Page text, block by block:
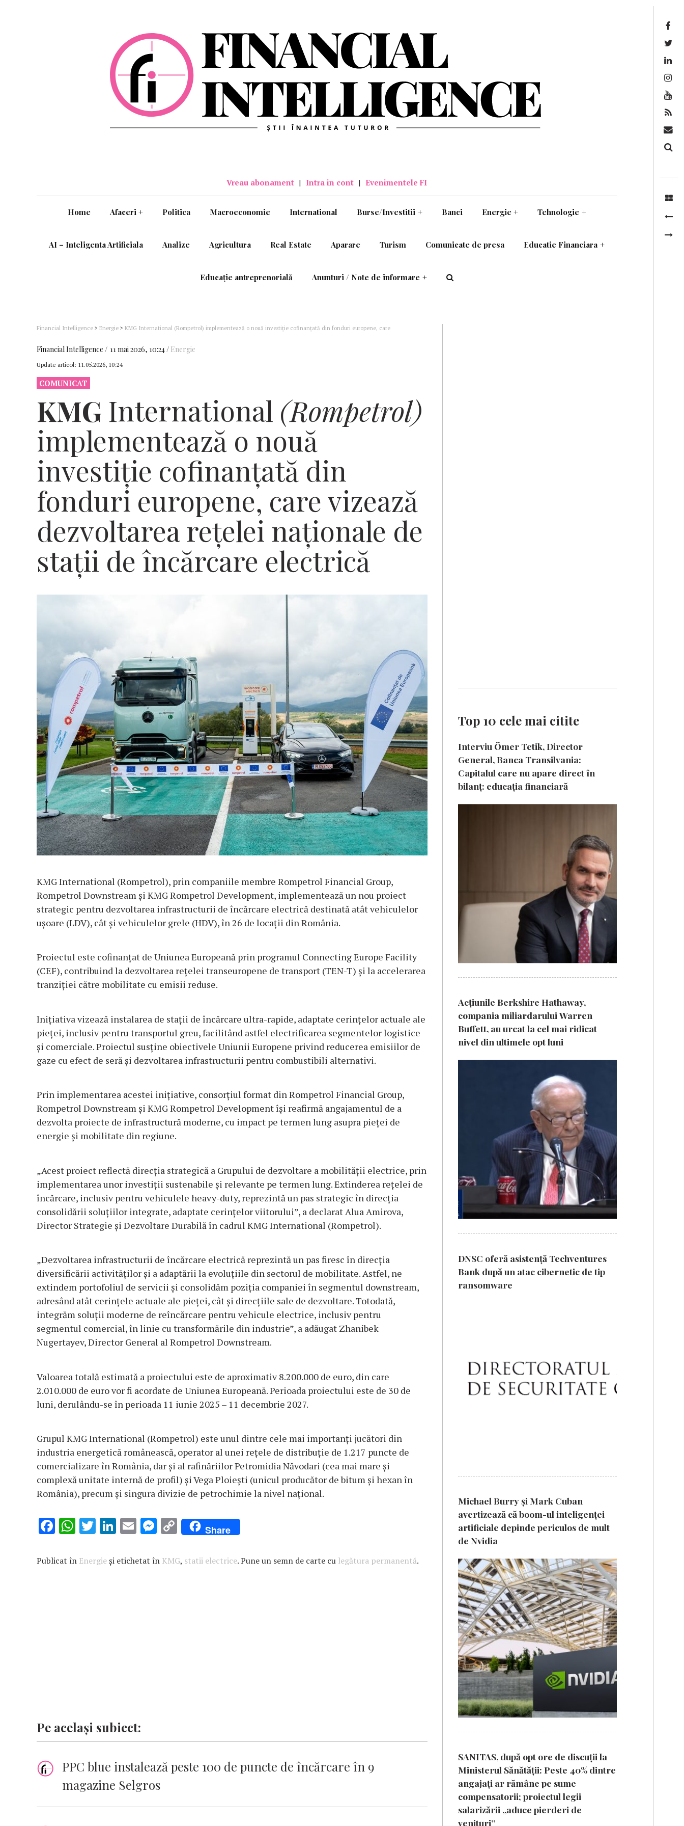
Vreau abonament | Intra in cont | Evenimentele FI
Home Afaceri + Politica Macroeconomie International Burse/Investitii + Banci Energie + Tehnologie +
AI – Inteligenta Artificiala Analize Agricultura Real Estate Aparare Turism Comunicate de presa Educatie Financiara +
Educație antreprenorială Anunturi / Note de informare +
Financial Intelligence > Energie > KMG International (Rompetrol) implementează o nouă investiție cofinanțată din fonduri europene, care
Financial Intelligence 11 mai 2026, 10:24 Energie
Update articol: 11.05.2026, 10:24
COMUNICAT
KMG International (Rompetrol)
implementează o nouă
investiție cofinanțată din
fonduri europene, care vizează
dezvoltarea rețelei naționale de
stații de încărcare electrică
KMG International (Rompetrol), prin companiile membre Rompetrol Financial Group,
Rompetrol Downstream și KMG Rompetrol Development, implementează un nou proiect
strategic pentru dezvoltarea infrastructurii de încărcare electrică destinată atât vehiculelor
ușoare (LDV), cât și vehiculelor grele (HDV), în 26 de locații din România.
Proiectul este cofinanțat de Uniunea Europeană prin programul Connecting Europe Facility
(CEF), contribuind la dezvoltarea rețelei transeuropene de transport (TEN-T) și la accelerarea
tranziției către mobilitate cu emisii reduse.
Inițiativa vizează instalarea de stații de încărcare ultra-rapide, adaptate cerințelor actuale ale
pieței, inclusiv pentru transportul greu, facilitând astfel electrificarea segmentelor logistice
și comerciale. Proiectul susține obiectivele Uniunii Europene privind reducerea emisiilor de
gaze cu efect de seră și dezvoltarea infrastructurii pentru combustibili alternativi.
Prin implementarea acestei inițiative, consorțiul format din Rompetrol Financial Group,
Rompetrol Downstream și KMG Rompetrol Development își reafirmă angajamentul de a
dezvolta proiecte de infrastructură moderne, cu impact pe termen lung asupra pieței de
energie și mobilitate din regiune.
„Acest proiect reflectă direcția strategică a Grupului de dezvoltare a mobilității electrice, prin
implementarea unor investiții sustenabile și relevante pe termen lung. Extinderea rețelei de
încărcare, inclusiv pentru vehiculele heavy-duty, reprezintă un pas strategic în direcția
consolidării soluțiilor integrate, adaptate cerințelor viitorului”, a declarat Alua Amirova,
Director Strategie și Dezvoltare Durabilă în cadrul KMG International (Rompetrol).
„Dezvoltarea infrastructurii de încărcare electrică reprezintă un pas firesc în direcția
diversificării activităților și a adaptării la evoluțiile din sectorul de mobilitate. Astfel, ne
extindem portofoliul de servicii și consolidăm poziția companiei în segmentul downstream,
adresând atât cerințele actuale ale pieței, cât și direcțiile sale de dezvoltare. Totodată,
integrăm soluții moderne de reîncărcare pentru vehicule electrice, inclusiv pentru
segmentul comercial, în linie cu transformările din industrie”, a adăugat Zhanibek
Nugertayev, Director General al Rompetrol Downstream.
Valoarea totală estimată a proiectului este de aproximativ 8.200.000 de euro, din care
2.010.000 de euro vor fi acordate de Uniunea Europeană. Perioada proiectului este de 30 de
luni, derulându-se în perioada 11 iunie 2025 – 11 decembrie 2027.
Grupul KMG International (Rompetrol) este unul dintre cele mai importanți jucători din
industria energetică românească, operator al unei rețele de distribuție de 1.217 puncte de
comercializare în România, dar și al rafinăriilor Petromidia Năvodari (cea mai mare și
complexă unitate internă de profil) și Vega Ploiești (unicul producător de bitum și hexan în
România), precum și singura divizie de petrochimie la nivel național.
F
e
W
at
T
it
Li
k
E
ai
M
se
C
o
p
Share
Publicat în Energieși etichetat în KMG, statii electrice. Pune un semn de carte cu legătura permanentă.
Pe același subiect:
PPC blue instalează peste 100 de puncte de încărcare în 9
magazine Selgros
Top 10 cele mai citite
Interviu Ömer Tetik, Director
General, Banca Transilvania:
Capitalul care nu apare direct în
bilanț: educația financiară
Acțiunile Berkshire Hathaway,
compania miliardarului Warren
Buffett, au urcat la cel mai ridicat
nivel din ultimele opt luni
DNSC oferă asistență Techventures
Bank după un atac cibernetic de tip
ransomware
Michael Burry și Mark Cuban
avertizează că boom-ul inteligenței
artificiale depinde periculos de mult
de Nvidia
SANITAS, după opt ore de discuții la
Ministerul Sănătății: Peste 40% dintre
angajați ar rămâne pe sume
compensatorii; proiectul legii
salarizării „aduce pierderi de
venituri”